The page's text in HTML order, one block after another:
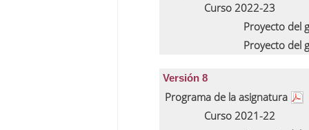
Curso 2022-23
Proyecto del
Proyecto del
Versión 8
Programa de la asignatura
Curso 2021-22